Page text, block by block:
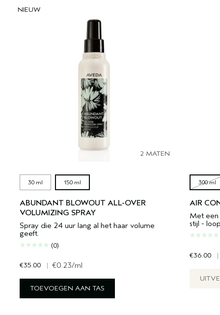
NIEUW
2 MATEN
30 ml 150 ml
ABUNDANT BLOWOUT ALL-OVER
VOLUMIZING SPRAY
Spray die 24 uur lang al het haar volume
geeft.
(0)
€35.00 | €0.23/ml
TOEVOEGEN AAN TAS
300 ml
AIR
Met een
stijl -
€36.00 |